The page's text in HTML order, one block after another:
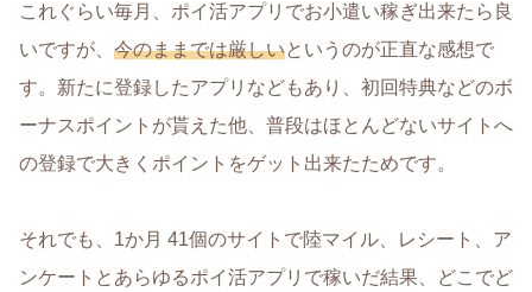
これぐらい毎月、ポイ活アプリでお小遣い稼ぎ出来たら良
いですが、 今のままでは厳しいというのが正直な感想で
す。新たに登録したアプリなどもあり、初回特典などのボ
ーナスポイントが貰えた他、普段はほとんどないサイトへ
の登録で大きくポイントをゲット出来たためです。
それでも、1か月 41個のサイトで陸マイル、レシート、ア
ンケートとあらゆるポイ活アプリで稼いだ結果、どこでど